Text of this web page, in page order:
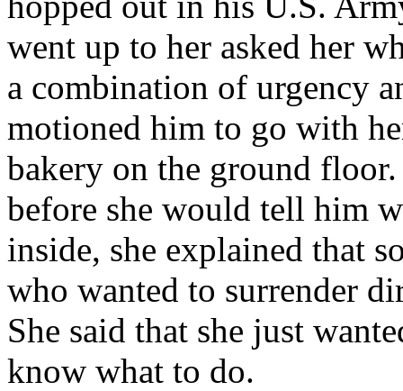
went up to her asked her
a combination of urgency
motioned him to go with
bakery on the ground
before she would tell him
inside, she explained that
who wanted to surrender
She said that she just
know what to do.